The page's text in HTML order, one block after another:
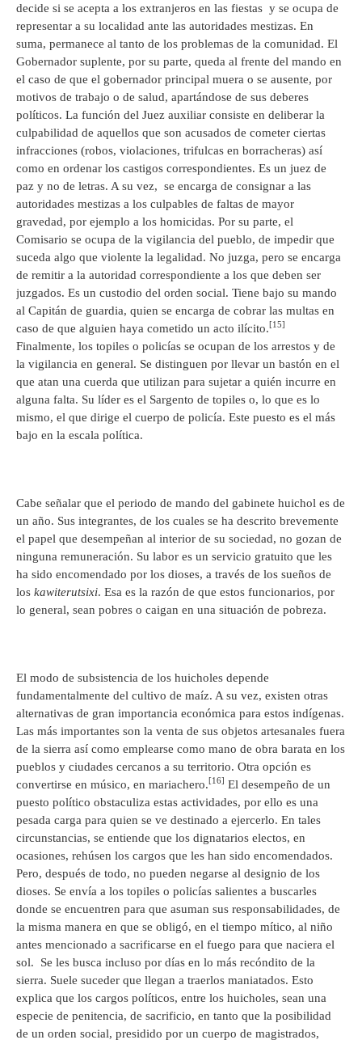
decide si se acepta a los extranjeros en las fiestas y se ocupa de
representar a su localidad ante las autoridades mestizas. En
suma, permanece al tanto de los problemas de la comunidad. El
Gobernador suplente, por su parte, queda al frente del mando en
el caso de que el gobernador principal muera o se ausente, por
motivos de trabajo o de salud, apartándose de sus deberes
políticos. La función del Juez auxiliar consiste en deliberar la
culpabilidad de aquellos que son acusados de cometer ciertas
infracciones (robos, violaciones, trifulcas en borracheras) así
como en ordenar los castigos correspondientes. Es un juez de
paz y no de letras. A su vez, se encarga de consignar a las
autoridades mestizas a los culpables de faltas de mayor
gravedad, por ejemplo a los homicidas. Por su parte, el
Comisario se ocupa de la vigilancia del pueblo, de impedir que
suceda algo que violente la legalidad. No juzga, pero se encarga
de remitir a la autoridad correspondiente a los que deben ser
juzgados. Es un custodio del orden social. Tiene bajo su mando
al Capitán de guardia, quien se encarga de cobrar las multas en
caso de que alguien haya cometido un acto ilícito.[15]
Finalmente, los topiles o policías se ocupan de los arrestos y de
la vigilancia en general. Se distinguen por llevar un bastón en el
que atan una cuerda que utilizan para sujetar a quién incurre en
alguna falta. Su líder es el Sargento de topiles o, lo que es lo
mismo, el que dirige el cuerpo de policía. Este puesto es el más
bajo en la escala política.
Cabe señalar que el periodo de mando del gabinete huichol es de
un año. Sus integrantes, de los cuales se ha descrito brevemente
el papel que desempeñan al interior de su sociedad, no gozan de
ninguna remuneración. Su labor es un servicio gratuito que les
ha sido encomendado por los dioses, a través de los sueños de
los kawiterutsixi. Esa es la razón de que estos funcionarios, por
lo general, sean pobres o caigan en una situación de pobreza.
El modo de subsistencia de los huicholes depende
fundamentalmente del cultivo de maíz. A su vez, existen otras
alternativas de gran importancia económica para estos indígenas.
Las más importantes son la venta de sus objetos artesanales fuera
de la sierra así como emplearse como mano de obra barata en los
pueblos y ciudades cercanos a su territorio. Otra opción es
convertirse en músico, en mariachero.[16] El desempeño de un
puesto político obstaculiza estas actividades, por ello es una
pesada carga para quien se ve destinado a ejercerlo. En tales
circunstancias, se entiende que los dignatarios electos, en
ocasiones, rehúsen los cargos que les han sido encomendados.
Pero, después de todo, no pueden negarse al designio de los
dioses. Se envía a los topiles o policías salientes a buscarles
donde se encuentren para que asuman sus responsabilidades, de
la misma manera en que se obligó, en el tiempo mítico, al niño
antes mencionado a sacrificarse en el fuego para que naciera el
sol. Se les busca incluso por días en lo más recóndito de la
sierra. Suele suceder que llegan a traerlos maniatados. Esto
explica que los cargos políticos, entre los huicholes, sean una
especie de penitencia, de sacrificio, en tanto que la posibilidad
de un orden social, presidido por un cuerpo de magistrados,